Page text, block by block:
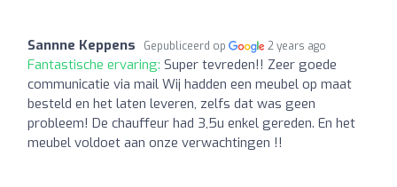
Sannne Keppens Gepubliceerd op 2 years ago
Fantastische ervaring: Super tevreden!! Zeer goede
communicatie via mail Wij hadden een meubel op maat
besteld en het laten leveren, zelfs dat was geen
probleem! De chauffeur had 3,5u enkel gereden. En het
meubel voldoet aan onze verwachtingen !!